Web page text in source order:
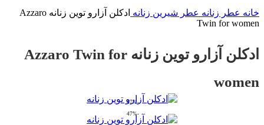
خانه عطر زنانه عطر شیرین زنانه
ادکلن آزارو توین زنانه Azzaro
Twin for women
ادکلن آزارو توین زنانه Azzaro Twin for
women
-47%
-47%